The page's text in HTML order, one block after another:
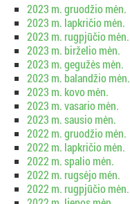
2023 m. gruodžio mėn.
2023 m. lapkričio mėn.
2023 m. rugpjūčio mėn.
2023 m. birželio mėn.
2023 m. gegužės mėn.
2023 m. balandžio mėn.
2023 m. kovo mėn.
2023 m. vasario mėn.
2023 m. sausio mėn.
2022 m. gruodžio mėn.
2022 m. lapkričio mėn.
2022 m. spalio mėn.
2022 m. rugsėjo mėn.
2022 m. rugpjūčio mėn.